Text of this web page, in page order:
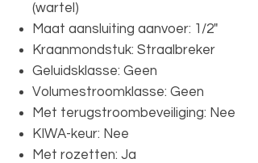
(wartel)
Maat aansluiting aanvoer: 1/2"
Kraanmondstuk: Straalbreker
Geluidsklasse: Geen
Volumestroomklasse: Geen
Met terugstroombeveiliging: Nee
KIWA-keur: Nee
Met rozetten: Ja